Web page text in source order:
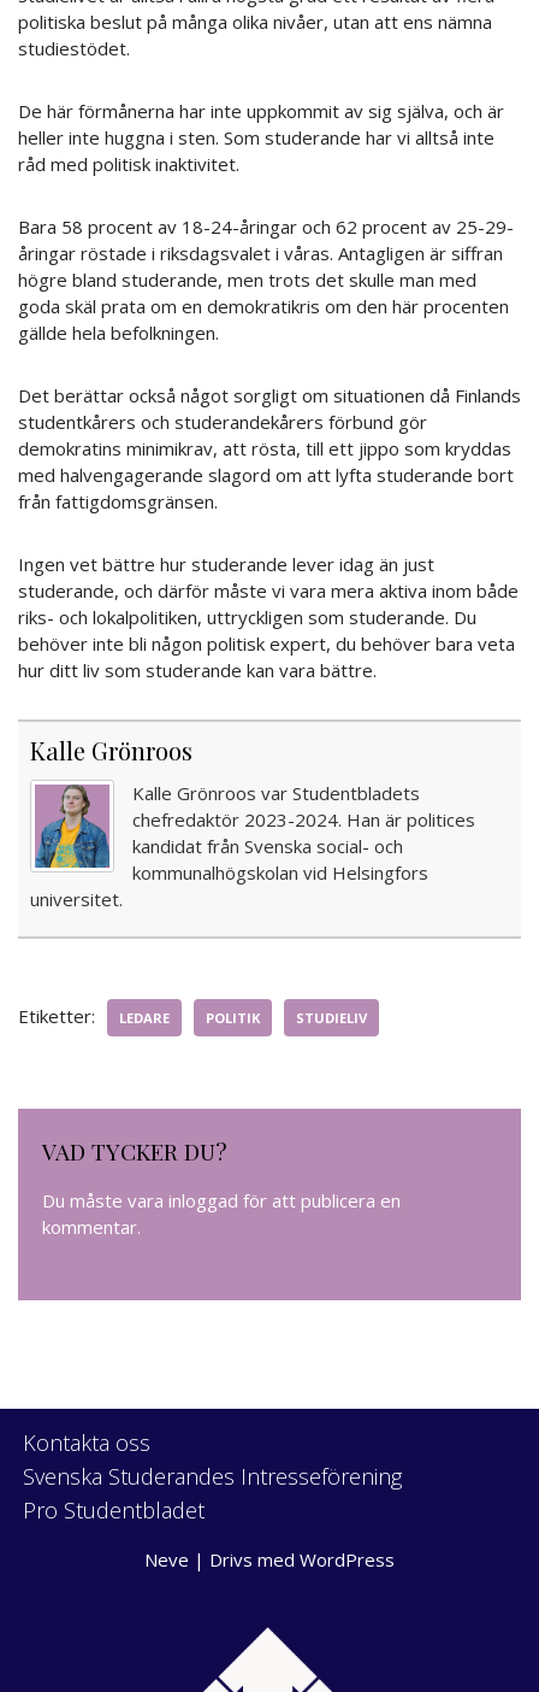
politiska beslut på många olika nivåer, utan att ens nämna
studiestödet.
De här förmånerna har inte uppkommit av sig själva, och är
heller inte huggna i sten. Som studerande har vi alltså inte
råd med politisk inaktivitet.
Bara 58 procent av 18-24-åringar och 62 procent av 25-29-
åringar röstade i riksdagsvalet i våras. Antagligen är siffran
högre bland studerande, men trots det skulle man med
goda skäl prata om en demokratikris om den här procenten
gällde hela befolkningen.
Det berättar också något sorgligt om situationen då Finlands
studentkårers och studerandekårers förbund gör
demokratins minimikrav, att rösta, till ett jippo som kryddas
med halvengagerande slagord om att lyfta studerande bort
från fattigdomsgränsen.
Ingen vet bättre hur studerande lever idag än just
studerande, och därför måste vi vara mera aktiva inom både
riks- och lokalpolitiken, uttryckligen som studerande. Du
behöver inte bli någon politisk expert, du behöver bara veta
hur ditt liv som studerande kan vara bättre.
Kalle Grönroos
Kalle Grönroos var Studentbladets
chefredaktör 2023-2024. Han är politices
kandidat från Svenska social- och
kommunalhögskolan vid Helsingfors
universitet.
Etiketter: LEDARE POLITIK STUDIELIV
VAD TYCKER DU?
Du måste vara inloggad för att publicera en
kommentar.
Kontakta oss
Svenska Studerandes Intresseförening
Pro Studentbladet
Neve | Drivs med WordPress